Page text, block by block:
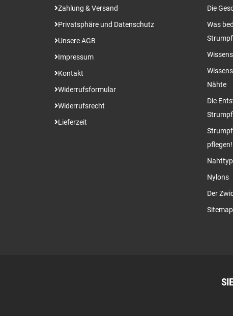
Zahlung & Versand
Privatsphäre und Datenschutz
Unsere AGB
Impressum
Kontakt
Widerrufsformular
Widerrufsrecht
Lieferzeit
Die
Was
Nähte
Die
pflegen!
Nylons
Der
Sitemap